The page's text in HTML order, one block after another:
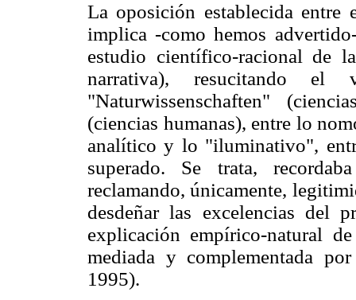
La oposición establecida
implica -como hemos
estudio científico-racional de
narrativa), resucitando el
"Naturwissenschaften"
(ciencias humanas), entre lo
analítico y lo "iluminativo",
superado. Se trata,
reclamando, únicamente,
desdeñar las excelencias del
explicación empírico-natural
mediada y complementada
1995).